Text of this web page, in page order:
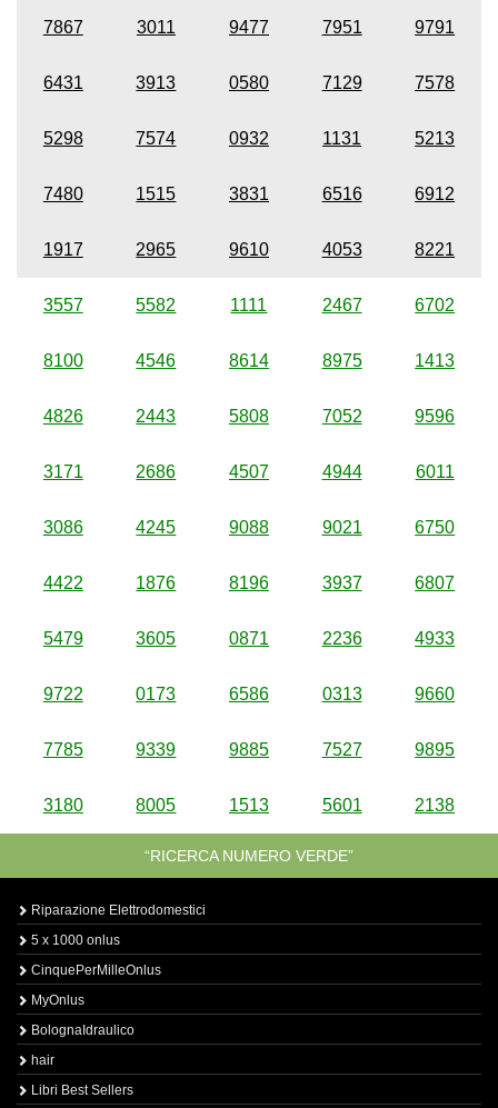
7867 3011 9477 7951 9791
6431 3913 0580 7129 7578
5298 7574 0932 1131 5213
7480 1515 3831 6516 6912
1917 2965 9610 4053 8221
3557 5582 1111 2467 6702
8100 4546 8614 8975 1413
4826 2443 5808 7052 9596
3171 2686 4507 4944 6011
3086 4245 9088 9021 6750
4422 1876 8196 3937 6807
5479 3605 0871 2236 4933
9722 0173 6586 0313 9660
7785 9339 9885 7527 9895
3180 8005 1513 5601 2138
“RICERCA NUMERO VERDE”
Riparazione Elettrodomestici
5 x 1000 onlus
CinquePerMilleOnlus
MyOnlus
BolognaIdraulico
hair
Libri Best Sellers